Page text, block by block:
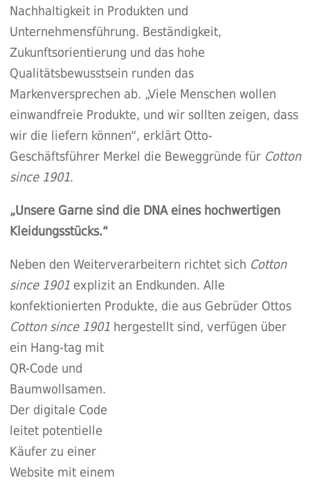
Nachhaltigkeit in Produkten und
Unternehmensführung. Beständigkeit,
Zukunftsorientierung und das hohe
Qualitätsbewusstsein runden das
Markenversprechen ab. „Viele Menschen wollen
einwandfreie Produkte, und wir sollten zeigen, dass
wir die liefern können“, erklärt Otto-
Geschäftsführer Merkel die Beweggründe für Cotton
since 1901.
„Unsere Garne sind die DNA eines hochwertigen
Kleidungsstücks.“
Neben den Weiterverarbeitern richtet sich Cotton
since 1901explizit an Endkunden. Alle
konfektionierten Produkte, die aus Gebrüder Ottos
Cotton since 1901hergestellt sind, verfügen über
ein Hang-tag mit
QR-Code und
Baumwollsamen.
Der digitale Code
leitet potentielle
Käufer zu einer
Website mit einem